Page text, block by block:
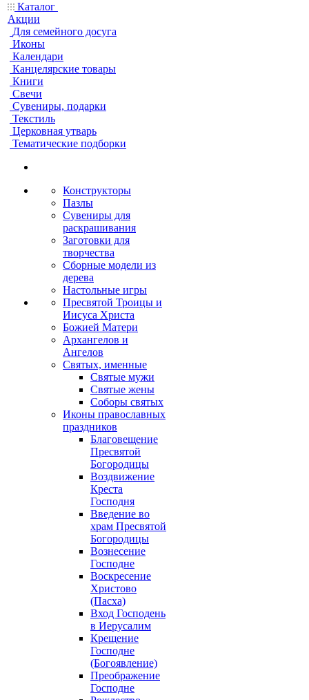
Каталог
Акции
Для семейного досуга
Иконы
Календари
Канцелярские товары
Книги
Свечи
Сувениры, подарки
Текстиль
Церковная утварь
Тематические подборки
Конструкторы
Пазлы
Сувениры для
раскрашивания
Заготовки для
творчества
Сборные модели из
дерева
Настольные игры
Пресвятой Троицы и
Иисуса Христа
Божией Матери
Архангелов и
Ангелов
Святых, именные
Святые мужи
Святые жены
Соборы святых
Иконы православных
праздников
Благовещение
Пресвятой
Богородицы
Воздвижение
Креста
Господня
Введение во
храм Пресвятой
Богородицы
Вознесение
Господне
Воскресение
Христово
(Пасха)
Вход Господень
в Иерусалим
Крещение
Господне
(Богоявление)
Преображение
Господне